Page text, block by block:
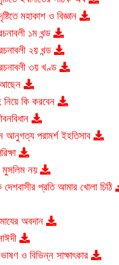
মহাকাশ ও বিজ্ঞান
১ম খন্ড
২য় খন্ড
৩য় খণ্ড
কি করবেন
আনুগত্য পরামর্শ ইহতিসাব
মুসলিম নয়
প্রতি আমার খোলা চিঠি
অবদান
ও বিভিন্ন সাক্ষাৎকার